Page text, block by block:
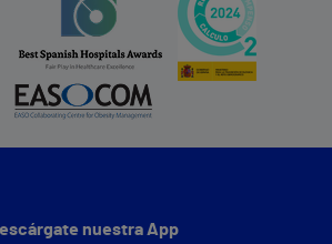
nuestra App